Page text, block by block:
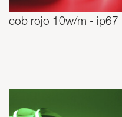
cob rojo 10w/m - ip67